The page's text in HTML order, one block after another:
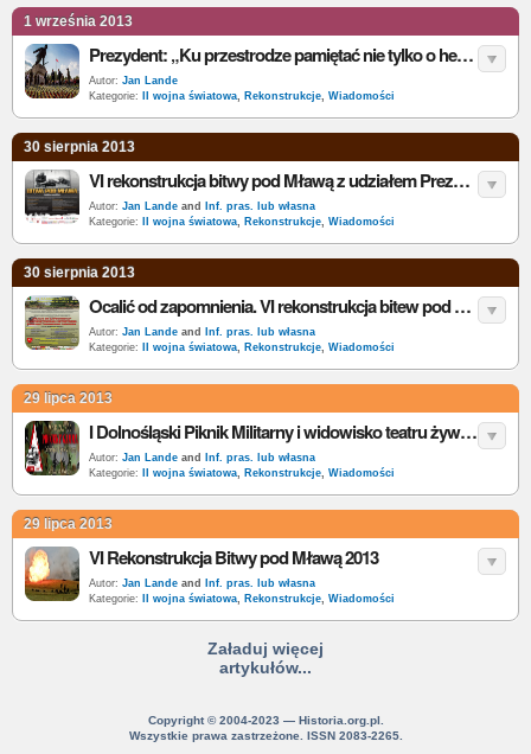
1 września 2013
Prezydent: „Ku przestrodze pamiętać nie tylko o heroizmie żołnierzy ale i klęsce państwa” - rekonstrukcja bitwy pod Mławą
Autor: Jan Lande
Kategorie:
II wojna światowa, Rekonstrukcje, Wiadomości
30 sierpnia 2013
VI rekonstrukcja bitwy pod Mławą z udziałem Prezydenta RP już jutro
Autor: Jan Lande and
Inf. pras. lub własna
Kategorie:
II wojna światowa, Rekonstrukcje, Wiadomości
30 sierpnia 2013
Ocalić od zapomnienia. VI rekonstrukcja bitew pod Tomaszowem Lubelskim
Autor: Jan Lande and
Inf. pras. lub własna
Kategorie:
II wojna światowa, Rekonstrukcje, Wiadomości
29 lipca 2013
I Dolnośląski Piknik Militarny i widowisko teatru żywego „Riese -pamięci ofiar…” [program]
Autor: Jan Lande and
Inf. pras. lub własna
Kategorie:
II wojna światowa, Rekonstrukcje, Wiadomości
29 lipca 2013
VI Rekonstrukcja Bitwy pod Mławą 2013
Autor: Jan Lande and
Inf. pras. lub własna
Kategorie:
II wojna światowa, Rekonstrukcje, Wiadomości
Załaduj więcej
artykułów...
Copyright © 2004-2023 — Historia.org.pl.
Wszystkie prawa zastrzeżone. ISSN 2083-2265.